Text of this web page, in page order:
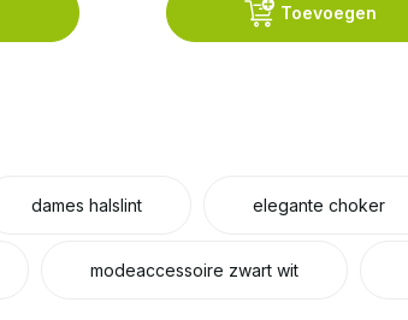
Toevoegen
dames halslint elegante choker
modeaccessoire zwart wit